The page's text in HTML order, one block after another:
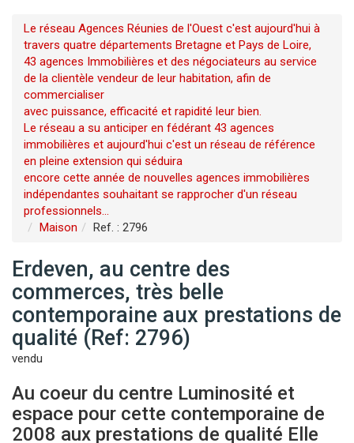
Le réseau Agences Réunies de l'Ouest c'est aujourd'hui à
travers quatre départements Bretagne et Pays de Loire,
43 agences Immobilières et des négociateurs au service
de la clientèle vendeur de leur habitation, afin de
commercialiser
avec puissance, efficacité et rapidité leur bien.
Le réseau a su anticiper en fédérant 43 agences
immobilières et aujourd'hui c'est un réseau de référence
en pleine extension qui séduira
encore cette année de nouvelles agences immobilières
indépendantes souhaitant se rapprocher d'un réseau
professionnels...
Maison
Ref. : 2796
Erdeven, au centre des
commerces, très belle
contemporaine aux prestations de
qualité (Ref: 2796)
vendu
Au coeur du centre Luminosité et
espace pour cette contemporaine de
2008 aux prestations de qualité Elle